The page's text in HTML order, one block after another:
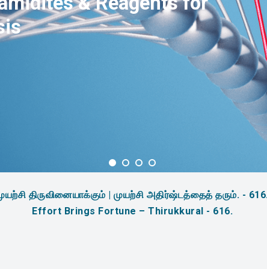
திருவினையாக்கும் | முயற்சி அதிர்ஷ்டத்தைத் தரும். -
Effort Brings Fortune – Thirukkural - 616.